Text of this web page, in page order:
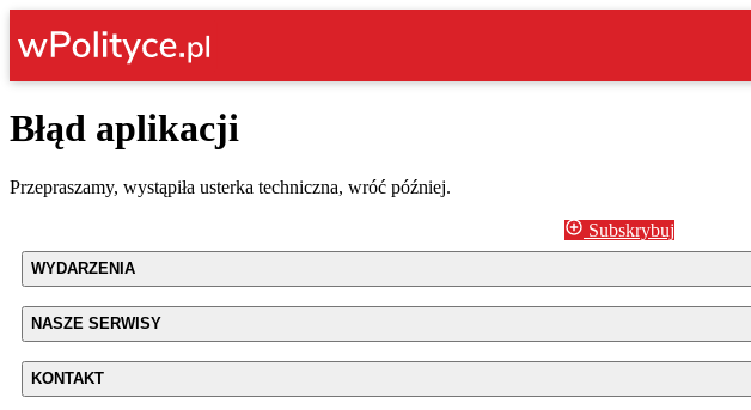
Błąd aplikacji
Przepraszamy, wystąpiła usterka techniczna, wróć później.
Subskrybuj
WYDARZENIA
NASZE SERWISY
KONTAKT